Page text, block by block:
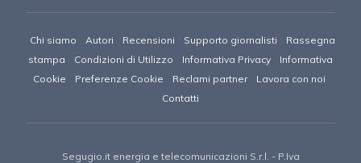
Chi siamo Autori Recensioni Supporto giornalisti
Rassegna
stampa
Condizioni di Utilizzo Informativa Privacy
Informativa
Cookie
Preferenze Cookie Reclami partner
Lavora con noi
Contatti
Segugio.it energia e telecomunicazioni S.r.l. - P.Iva